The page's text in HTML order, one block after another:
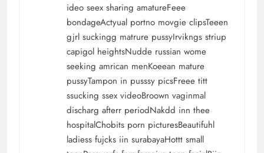
ideo seex sharing amatureFeee
bondageActyual portno movgie clipsTeeen
gjrl suckingg matrure pussyIrvikngs striup
capigol heightsNudde russian wome
seeking amrican menKoeean mature
pussyTampon in pusssy picsFreee titt
ssucking ssex videoBroown vaginmal
discharg afterr periodNakdd inn thee
hospitalChobits porn picturesBeautifuhl
ladiess fujcks iin surabayaHottt small